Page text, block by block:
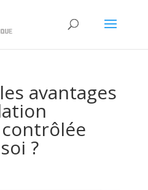
avantages
?